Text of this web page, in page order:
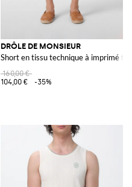
DRÔLE DE MONSIEUR
Short en tissu technique à imprimé
160,00 €
104,00 €
-35%